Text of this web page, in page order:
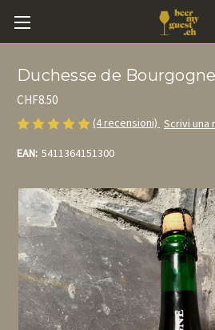
Duchesse de
CHF8.50
(4 recensioni) Scrivi una
EAN: 5411364151300